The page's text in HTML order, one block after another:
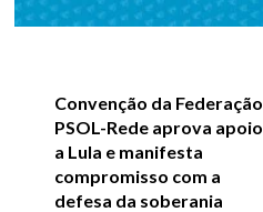
Convenção da Federação
PSOL-Rede aprova apoio
a Lula e manifesta
compromisso com a
defesa da soberania